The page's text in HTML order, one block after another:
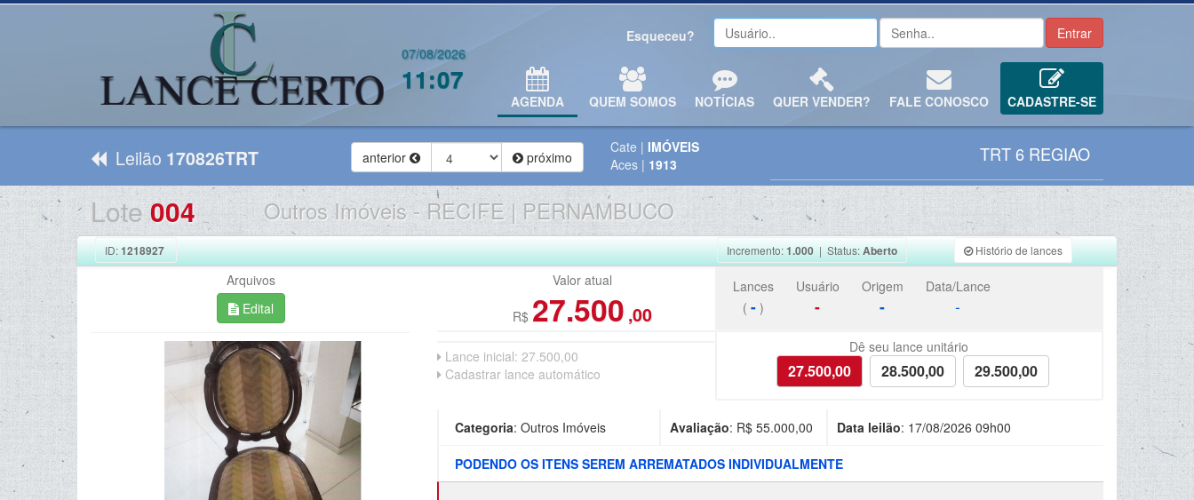
07/08/2026
11:07
Esqueceu?
AGENDA QUEM SOMOS NOTÍCIAS QUER VENDER? FALE CONOSCO CADASTRE-SE
Leilão 170826TRT anterior próximo
Cate | IMÓVEIS
Aces | 1913 TRT 6 REGIAO
Lote004 Outros Imóveis-RECIFE | PERNAMBUCO
ID:1218927 Incremento:1.000| Status:Aberto Histório de lances
Arquivos
Edital
Valor atual
R$ 27.500 ,00
Lances
( -)
Usuário
-
Origem
-
Data/Lance
-
Lance inicial: 27.500,00
Cadastrar lance automático
Dê seu lance unitário
Categoria: Outros Imóveis Avaliação: R$ 55.000,00 Data leilão: 17/08/2026 09h00
PODENDO OS ITENS SEREM ARREMATADOS INDIVIDUALMENTE